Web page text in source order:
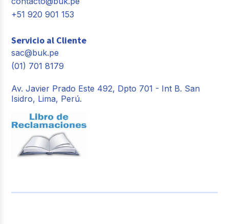
+51 920 901 153
Servicio al Cliente
sac@buk.pe
(01) 701 8179
Av. Javier Prado Este 492, Dpto 701 - Int B. San
Isidro, Lima, Perú.